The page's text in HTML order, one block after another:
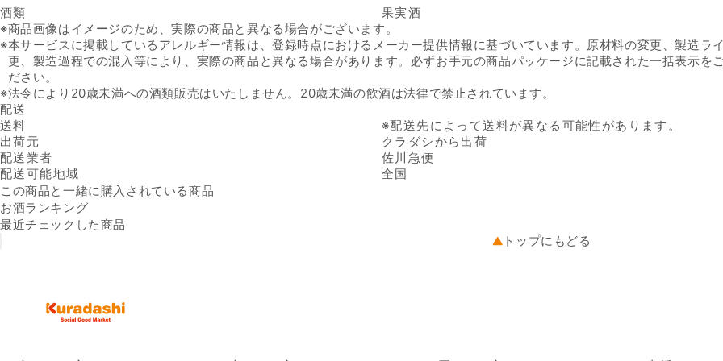
酒類
果実酒
※商品画像はイメージのため、実際の商品と異なる場合がございます。
※本サービスに掲載しているアレルギー情報は、登録時点におけるメーカー提供情報に基づいています。原材料の変更、製造ラ
更、製造過程での混入等により、実際の商品と異なる場合があります。必ずお手元の商品パッケージに記載された一括表示を
ださい。
※法令により20歳未満への酒類販売はいたしません。20歳未満の飲酒は法律で禁止されています。
配送
送料
※配送先によって送料が異なる可能性があります。
出荷元
クラダシから出荷
配送業者
佐川急便
配送可能地域
全国
この商品と一緒に購入されている商品
お酒ランキング
最近チェックした商品
トップにもどる